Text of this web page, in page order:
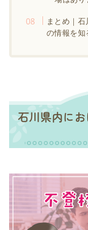
まとめ｜
の情報を知
石川県内に